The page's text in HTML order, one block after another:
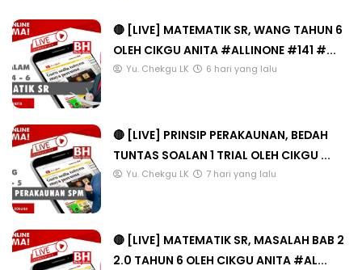
🔴 [LIVE] MATEMATIK SR, WANG TAHUN 6
OLEH CIKGU ANITA #ALLINONE #141 #...
Yu. Chekgu LK 6 hari yang lalu
🔴 [LIVE] PRINSIP PERAKAUNAN, BEDAH
TUNTAS SOALAN 1 TRIAL OLEH CIKGU ...
Yu. Chekgu LK 7 hari yang lalu
🔴 [LIVE] MATEMATIK SR, MASALAH BAB 2
2.0 TAHUN 6 OLEH CIKGU ANITA #AL...